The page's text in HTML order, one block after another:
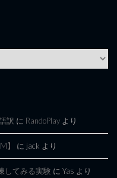
訳 に RandoPlay より
】 に jack より
してみる実験 に Yas より